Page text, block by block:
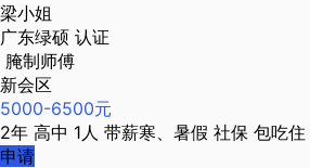
梁小姐
广东绿硕 认证
腌制师傅
新会区
5000-6500元
2年 高中 1人 带薪寒、暑假 社保 包吃住
申请